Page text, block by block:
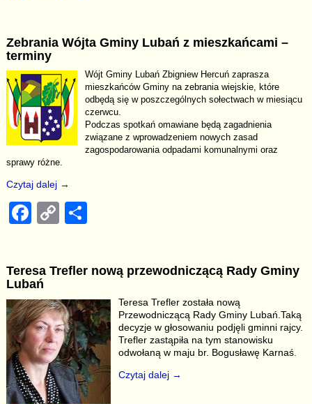
e
b
o
o
k
y
Li
n
k
e
Zebrania Wójta Gminy Lubań z mieszkańcami –
terminy
Wójt Gminy Lubań Zbigniew Hercuń zaprasza
mieszkańców Gminy na zebrania wiejskie, które
odbędą się w poszczególnych sołectwach w miesiącu
czerwcu.
Podczas spotkań omawiane będą zagadnienia
związane z wprowadzeniem nowych zasad
zagospodarowania odpadami komunalnymi oraz
sprawy różne.
Czytaj dalej →
F
e
b
o
o
k
C
y
Li
n
k
e
Teresa Trefler nową przewodniczącą Rady Gminy
Lubań
Teresa Trefler została nową
Przewodniczącą Rady Gminy Lubań.Taką
decyzje w głosowaniu podjęli gminni rajcy.
Trefler zastąpiła na tym stanowisku
odwołaną w maju br. Bogusławę Karnaś.
Czytaj dalej →